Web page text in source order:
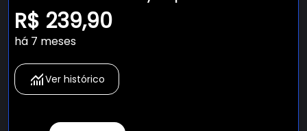
R$ 239,90
há 7 meses
Ver histórico